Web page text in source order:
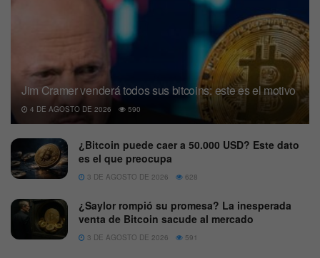
Jim Cramer venderá todos sus bitcoins: este es el motivo
4 DE AGOSTO DE 2026 590
¿Bitcoin puede caer a 50.000 USD? Este dato
es el que preocupa
3 DE AGOSTO DE 2026 628
¿Saylor rompió su promesa? La inesperada
venta de Bitcoin sacude al mercado
3 DE AGOSTO DE 2026 591